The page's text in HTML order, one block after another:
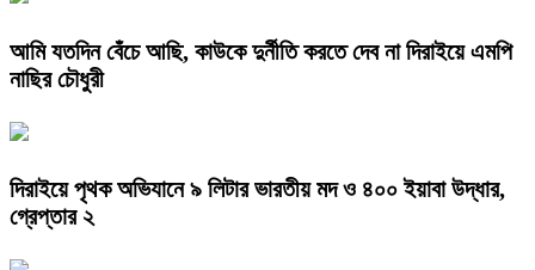
আমি যতদিন বেঁচে আছি, কাউকে দুর্নীতি করতে দেব না দিরাইয়ে এমপি
নাছির চৌধুরী
দিরাইয়ে পৃথক অভিযানে ৯ লিটার ভারতীয় মদ ও ৪০০ ইয়াবা উদ্ধার,
গ্রেপ্তার ২